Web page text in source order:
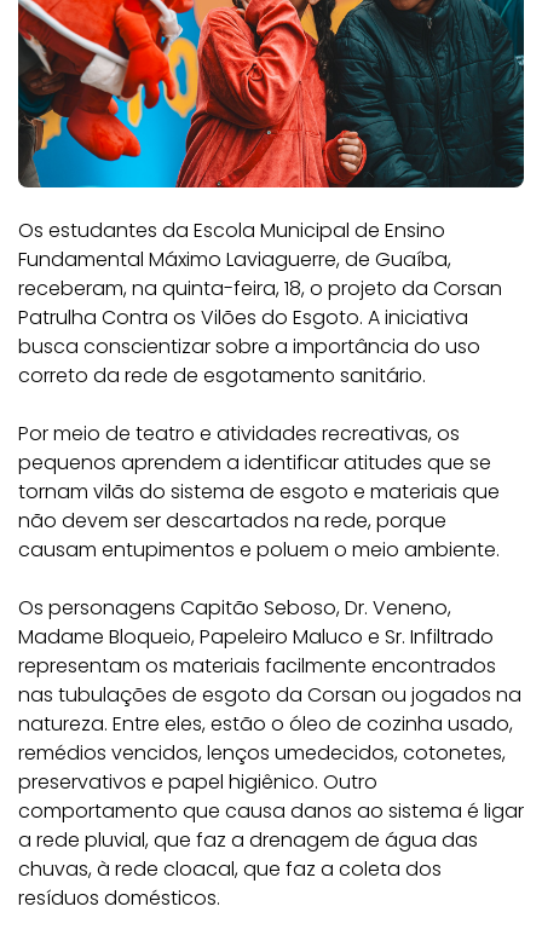
Os estudantes da Escola Municipal de Ensino
Fundamental Máximo Laviaguerre, de Guaíba,
receberam, na quinta-feira, 18, o projeto da Corsan
Patrulha Contra os Vilões do Esgoto. A iniciativa
busca conscientizar sobre a importância do uso
correto da rede de esgotamento sanitário.
Por meio de teatro e atividades recreativas, os
pequenos aprendem a identificar atitudes que se
tornam vilãs do sistema de esgoto e materiais que
não devem ser descartados na rede, porque
causam entupimentos e poluem o meio ambiente.
Os personagens Capitão Seboso, Dr. Veneno,
Madame Bloqueio, Papeleiro Maluco e Sr. Infiltrado
representam os materiais facilmente encontrados
nas tubulações de esgoto da Corsan ou jogados na
natureza. Entre eles, estão o óleo de cozinha usado,
remédios vencidos, lenços umedecidos, cotonetes,
preservativos e papel higiênico. Outro
comportamento que causa danos ao sistema é ligar
a rede pluvial, que faz a drenagem de água das
chuvas, à rede cloacal, que faz a coleta dos
resíduos domésticos.